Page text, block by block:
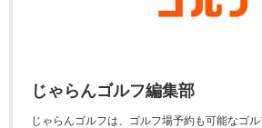
じゃらんゴルフ編集部
じゃらんゴルフは、ゴルフ場予約も可能なゴル